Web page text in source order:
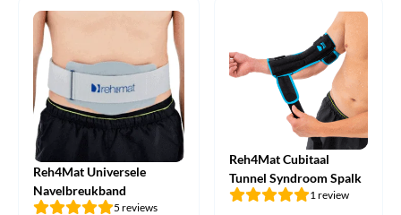
Reh4Mat Universele
Navelbreukband
5 reviews
Reh4Mat Cubitaal
Tunnel Syndroom Spalk
1 review